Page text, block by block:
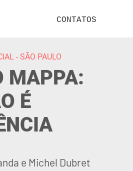
CONTATOS
- SÃO PAULO
MAPPA:
É
e Michel Dubret